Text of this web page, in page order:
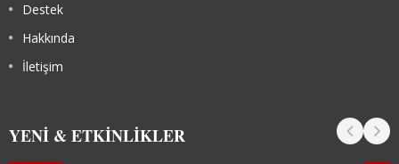
Destek
Hakkında
İletişim
YENI & ETKINLIKLER